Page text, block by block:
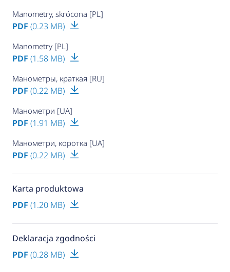
Manometry, skrócona [PL]
PDF (0.23 MB)
Manometry [PL]
PDF (1.58 MB)
Манометры, краткая [RU]
PDF (0.22 MB)
Манометри [UA]
PDF (1.91 MB)
Манометри, коротка [UA]
PDF (0.22 MB)
Karta produktowa
PDF (1.20 MB)
Deklaracja zgodności
PDF (0.28 MB)